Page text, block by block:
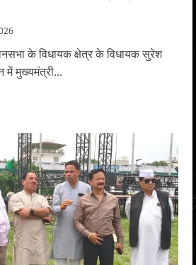
के विधायक क्षेत्र के विधायक सुरेश
में मुख्यमंत्री...